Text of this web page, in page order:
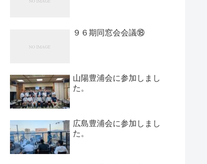
９６期同窓会会議⑱
山陽豊浦会に参加しまし
た。
広島豊浦会に参加しまし
た。